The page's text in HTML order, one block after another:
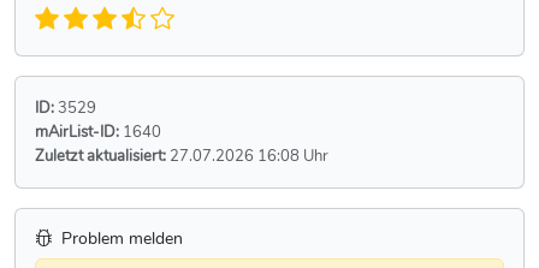
ID:3529
mAirList-ID: 1640
Zuletzt aktualisiert: 27.07.2026 16:08 Uhr
Problem melden